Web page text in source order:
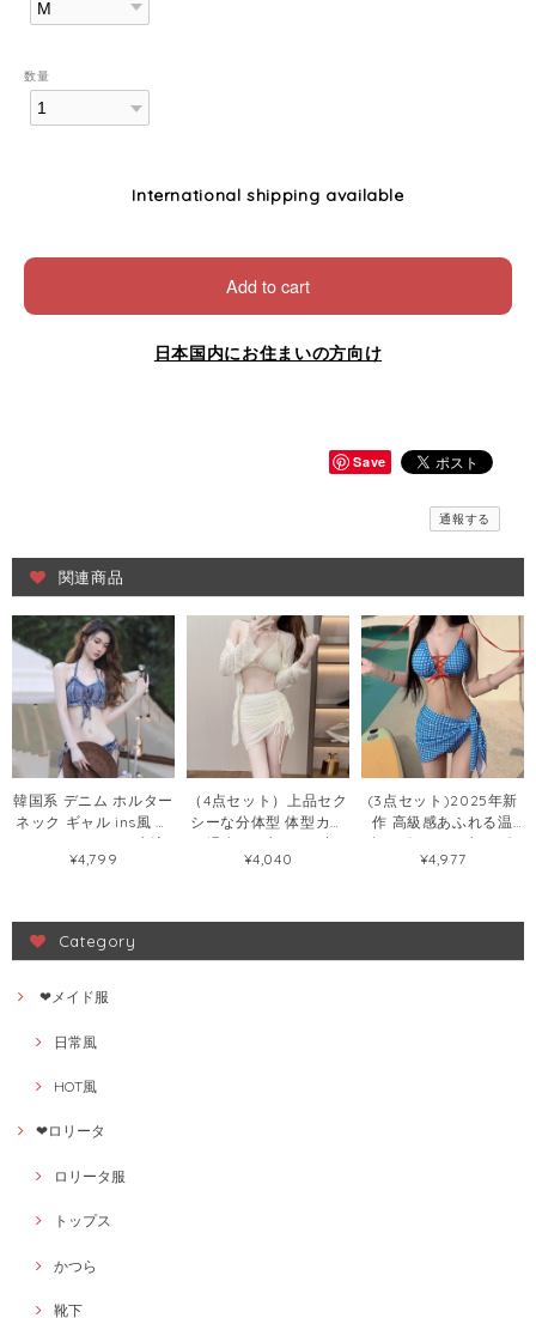
数量
International shipping available
Add to cart
日本国内にお住まいの方向け
Save
通報する
関連商品
韓国系 デニム ホルター
ネック ギャル ins風 セ
クシー タンキニ 水泳
水着72440480
¥4,799
（4点セット）上品セク
シーな分体型 体型カバ
る大人水着107293494
¥4,040
(3点セット)2025年新
作 高級感あふれる温
泉・ビーチリゾート向
け 三点セット分体型絶
¥4,977
Category
❤メイド服
日常風
HOT風
❤ロリータ
ロリータ服
トップス
かつら
靴下